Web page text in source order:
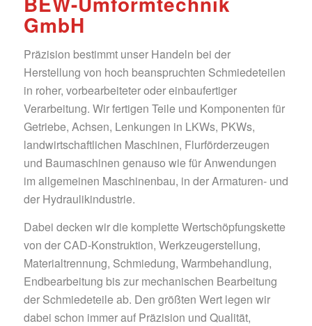
GmbH
Präzision bestimmt unser Handeln bei der
Herstellung von hoch beanspruchten Schmiedeteilen
in roher, vorbearbeiteter oder einbaufertiger
Verarbeitung. Wir fertigen Teile und Komponenten für
Getriebe, Achsen, Lenkungen in LKWs, PKWs,
landwirtschaftlichen Maschinen, Flurförderzeugen
und Baumaschinen genauso wie für Anwendungen
im allgemeinen Maschinenbau, in der Armaturen- und
der Hydraulikindustrie.
Dabei decken wir die komplette Wertschöpfungskette
von der CAD-Konstruktion, Werkzeugerstellung,
Materialtrennung, Schmiedung, Warmbehandlung,
Endbearbeitung bis zur mechanischen Bearbeitung
der Schmiedeteile ab. Den größten Wert legen wir
dabei schon immer auf Präzision und Qualität,